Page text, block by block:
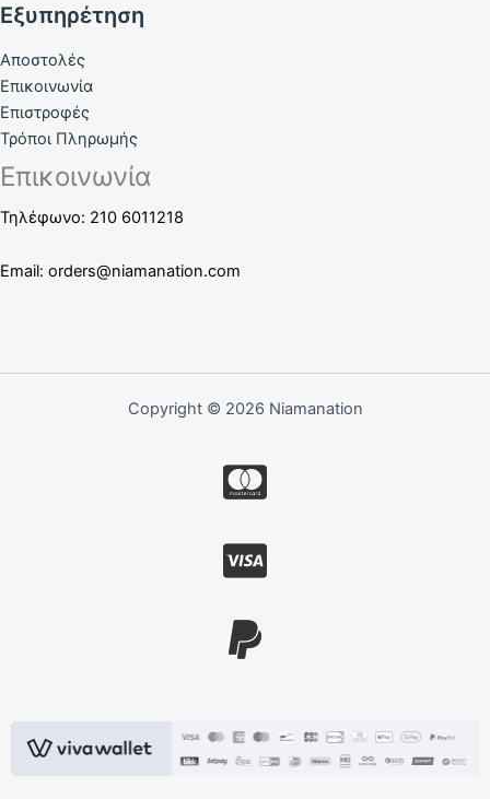
Εξυπηρέτηση
Αποστολές
Επικοινωνία
Επιστροφές
Τρόποι Πληρωμής
Επικοινωνία
Τηλέφωνο: 210 6011218
Email: orders@niamanation.com
Copyright © 2026 Niamanation